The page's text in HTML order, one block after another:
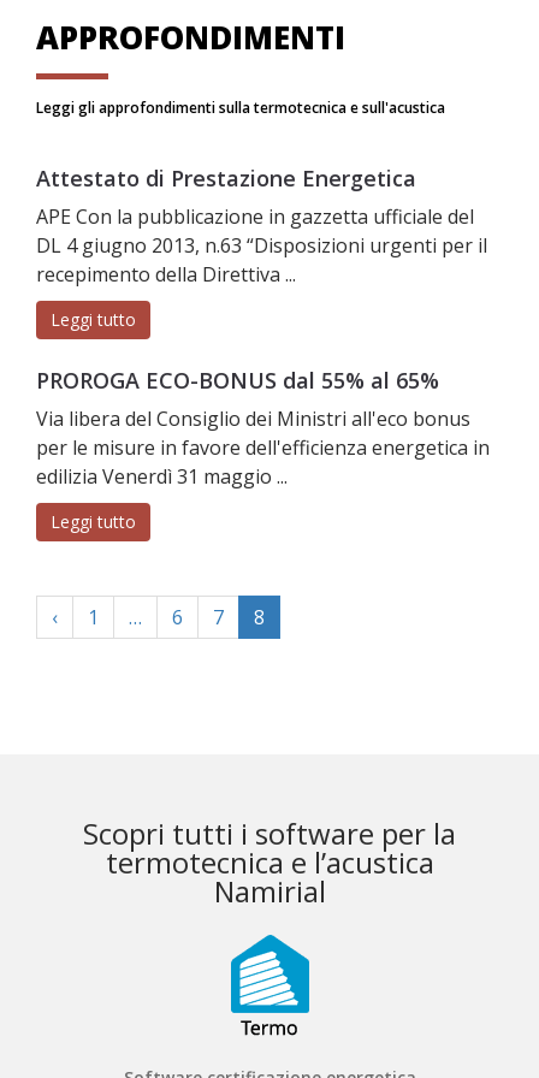
APPROFONDIMENTI
Leggi gli approfondimenti sulla termotecnica e sull'acustica
Attestato di Prestazione Energetica
APE Con la pubblicazione in gazzetta ufficiale del
DL 4 giugno 2013, n.63 “Disposizioni urgenti per il
recepimento della Direttiva ...
Leggi tutto
PROROGA ECO-BONUS dal 55% al 65%
Via libera del Consiglio dei Ministri all'eco bonus
per le misure in favore dell'efficienza energetica in
edilizia Venerdì 31 maggio ...
Leggi tutto
‹ 1 … 6 7 8
Scopri tutti i software per la
termotecnica e l’acustica
Namirial